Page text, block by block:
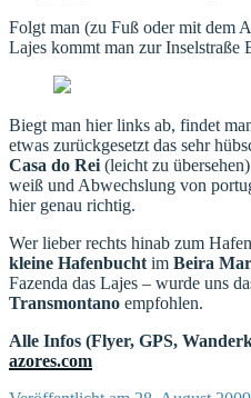
Folgt man (zu Fuß oder mit dem
Lajes kommt man zur Inselstraße
Biegt man hier links ab, findet
etwas zurückgesetzt das sehr
Casa do Rei (leicht zu
weiß und Abwechslung von
hier genau richtig.
Wer lieber rechts hinab zum
kleine Hafenbucht im Beira Mar
Fazenda das Lajes – wurde uns
Transmontano empfohlen.
Alle Infos (Flyer, GPS,
azores.com